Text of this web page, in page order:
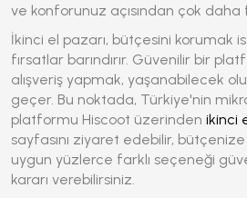
ve konforunuz açısından çok daha
İkinci el pazarı, bütçesini korumak
fırsatlar barındırır. Güvenilir bir
alışveriş yapmak, yaşanabilecek
geçer. Bu noktada, Türkiye'nin
platformu Hiscoot üzerinden ikinci
sayfasını ziyaret edebilir,
uygun yüzlerce farklı seçeneği
kararı verebilirsiniz.